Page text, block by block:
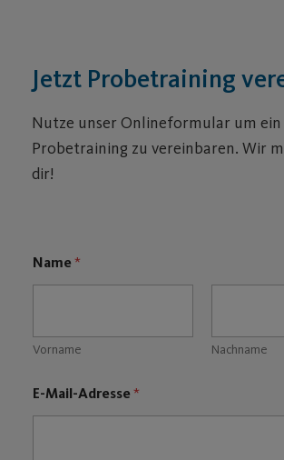
Jetzt Probetraining
Nutze unser Onlineformular um ein
Probetraining zu vereinbaren. Wir
dir!
Name *
Vorname Nachname
E-Mail-Adresse *